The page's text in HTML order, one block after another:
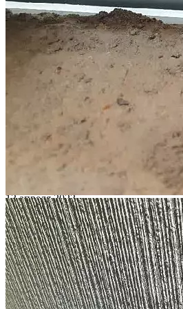
2 сентября 2024
Читать статью
Юрист "Двитекс" в эфире канала
практику по 214-ФЗ
Кашаев Максим Павлович
2 сентября 2024
Читать статью
Застройщикам снизили неустойки.
компенсируют дефекты
Автор:
Супряга Жанна Викторовна
2 сентября 2024
Читать статью
Вызовет ли закон о повестках волну
на тех, кто уже уехал
Кигинько Дмитрий
13 апреля 2023
Читать статью
Акции
Все акции и скидки
Скидка
Соседи